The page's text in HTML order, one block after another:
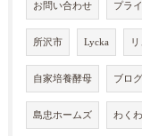
お問い合わせ プラ
所沢市 Lycka
自家培養酵母 ブログ
島忠ホームズ わく